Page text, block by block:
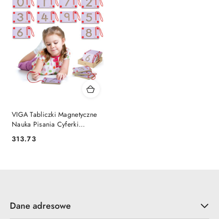
VIGA Tabliczki Magnetyczne
Nauka Pisania Cyferki
Certyfikat FSC Montessori
Cena:
313.73
Dane adresowe